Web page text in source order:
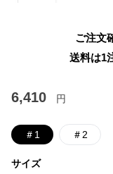
ご注文
送料は1
6,410 円
＃1 ＃2
サイズ